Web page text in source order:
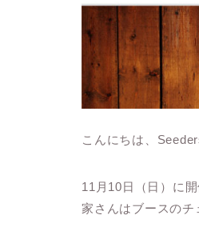
こんにちは、
11月10日（日）に
家さんはブースのチ